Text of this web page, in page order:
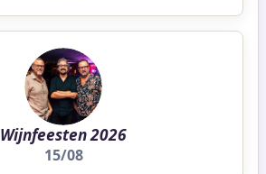
Wijnfeesten 2026
15/08